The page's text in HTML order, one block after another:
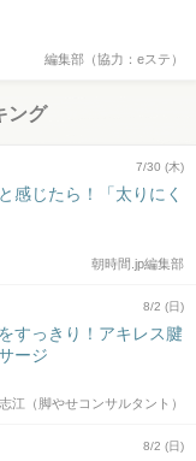
編集部（協力：eステ）
ング
7/30 (木)
感じたら！「太りにく
朝時間.jp編集部
8/2 (日)
すっきり！アキレス腱
ージ
江（脚やせコンサルタント）
8/2 (日)